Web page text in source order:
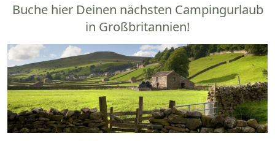
Buche hier Deinen nächsten Campingurlaub
in Großbritannien!